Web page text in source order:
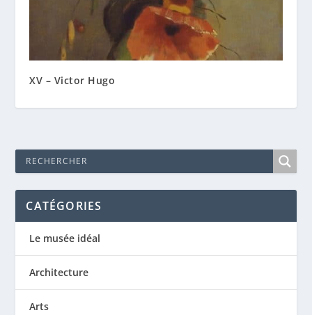
XV – Victor Hugo
CATÉGORIES
Le musée idéal
Architecture
Arts